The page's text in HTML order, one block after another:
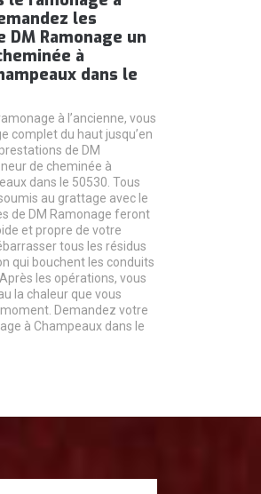
les
Ramonage un
à
dans le
à l’ancienne, vous
complet du haut jusqu’en
de DM
de cheminée à
dans le 50530. Tous
au grattage avec le
de DM Ramonage feront
et propre de votre
tous les résidus
qui bouchent les conduits
les opérations, vous
la chaleur que vous
Demandez votre
à Champeaux dans le